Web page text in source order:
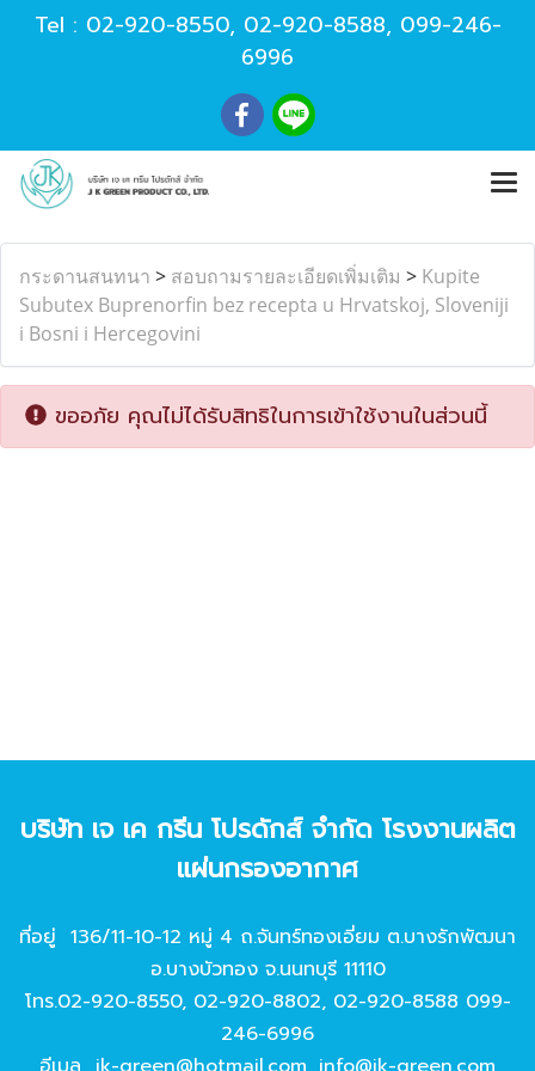
Tel : 02-920-8550, 02-920-8588, 099-246-
6996
กระดานสนทนา > สอบถามรายละเอียดเพิ่มเติม > Kupite
Subutex Buprenorfin bez recepta u Hrvatskoj, Sloveniji
i Bosni i Hercegovini
ขออภัย คุณไม่ได้รับสิทธิในการเข้าใช้งานในส่วนนี้
บริษัท เจ เค กรีน โปรดักส์ จํากัด โรงงานผลิต
แผ่นกรองอากาศ
ที่อยู่ 136/11-10-12 หมู่ 4 ถ.จันทร์ทองเอี่ยม ต.บางรักพัฒนา
อ.บางบัวทอง จ.นนทบุรี 11110
โทร.02-920-8550, 02-920-8802, 02-920-8588 099-
246-6996